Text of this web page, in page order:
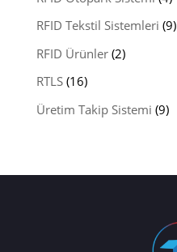
RFID Tekstil Sistemleri (9)
RFID Ürünler(2)
RTLS(16)
Üretim Takip Sistemi (9)